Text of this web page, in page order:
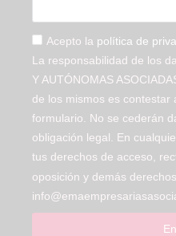
Acepto la política de
La responsabilidad de los
Y AUTÓNOMAS
de los mismos es contestar
formulario. No se cederán
obligación legal. En
tus derechos de acceso,
oposición y demás